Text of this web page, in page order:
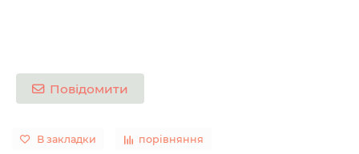
Повідомити
В закладки порівняння